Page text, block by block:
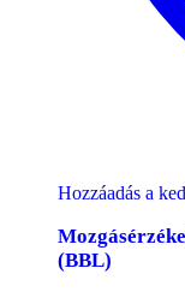
Hozzáadás a
(BBL)